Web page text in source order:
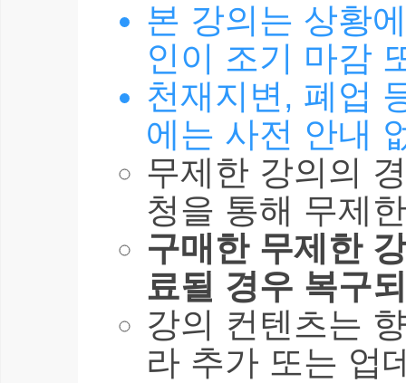
본 강의는 상황
인이 조기 마감
천재지변, 폐업
에는 사전 안내
무제한 강의의
청을 통해 무제
구매한 무제한
료될 경우 복구
강의 컨텐츠는
라 추가 또는 업